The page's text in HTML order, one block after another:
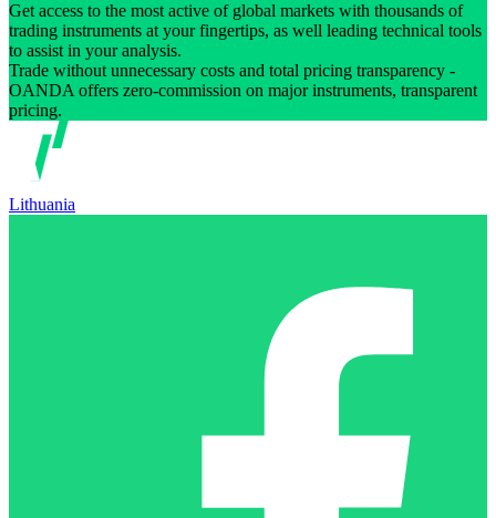
Get access to the most active of global markets with thousands of
trading instruments at your fingertips, as well leading technical tools
to assist in your analysis.
Trade without unnecessary costs and total pricing transparency -
OANDA offers zero-commission on major instruments, transparent
pricing.
Lithuania